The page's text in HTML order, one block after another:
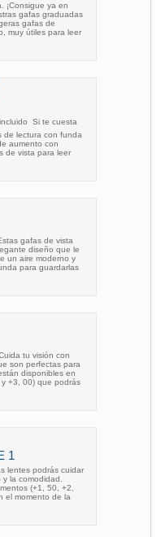
¡Consigue ya en
gafas graduadas
gafas de
muy útiles para leer
 Si te cuesta
de lectura con funda
aumento con
de vista para leer
gafas de vista
diseño que le
un aire moderno y
para guardarlas
tu visión con
son perfectas para
disponibles en
+3, 00) que podrás
1
lentes podrás cuidar
y la comodidad.
(+1, 50, +2,
el momento de la